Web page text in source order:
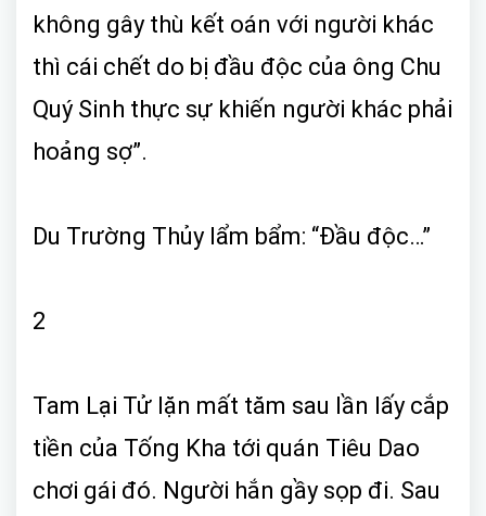
không gây thù kết oán với người khác
thì cái chết do bị đầu độc của ông Chu
Quý Sinh thực sự khiến người khác phải
hoảng sợ”.
Du Trường Thủy lẩm bẩm: “Đầu độc…”
2
Tam Lại Tử lặn mất tăm sau lần lấy cắp
tiền của Tống Kha tới quán Tiêu Dao
chơi gái đó. Người hắn gầy sọp đi. Sau